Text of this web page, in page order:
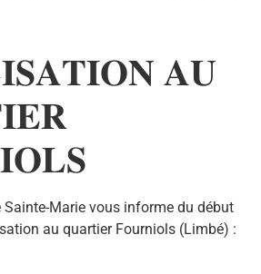
𝐀𝐔
Sainte-Marie vous informe du début
au quartier Fourniols (Limbé) :